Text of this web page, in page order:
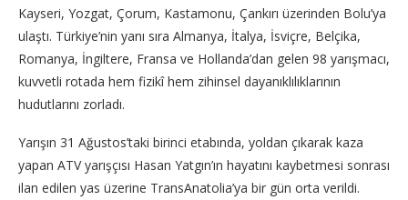
Kayseri, Yozgat, Çorum, Kastamonu, Çankırı üzerinden Bolu’ya
ulaştı. Türkiye’nin yanı sıra Almanya, İtalya, İsviçre, Belçika,
Romanya, İngiltere, Fransa ve Hollanda’dan gelen 98 yarışmacı,
kuvvetli rotada hem fizikî hem zihinsel dayanıklılıklarının
hudutlarını zorladı.
Yarışın 31 Ağustos’taki birinci etabında, yoldan çıkarak kaza
yapan ATV yarışçısı Hasan Yatgın’ın hayatını kaybetmesi sonrası
ilan edilen yas üzerine TransAnatolia’ya bir gün orta verildi.